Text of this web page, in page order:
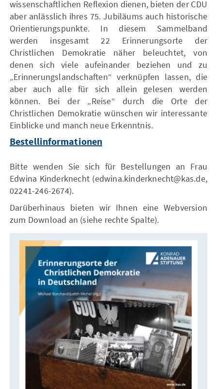
wissenschaftlichen Reflexion dienen, bieten der CDU
aber anlässlich ihres 75. Jubiläums auch historische
Orientierungspunkte. In diesem Sammelband
werden insgesamt 22 Erinnerungsorte der
Christlichen Demokratie näher beleuchtet, von
denen sich viele aufeinander beziehen und zu
„Erinnerungslandschaften“ verknüpfen lassen, die
aber auch alle für sich allein gelesen werden
können. Bei der „Reise“ durch die Orte der
Christlichen Demokratie wünschen wir interessante
Einblicke und manch neue Erkenntnis.
Bestellinformationen
Bitte wenden Sie sich für Bestellungen an Frau
Edwina Kinderknecht (edwina.kinderknecht@kas.de,
02241-246-2674).
Darüberhinaus bieten wir Ihnen eine Webversion
zum Download an (siehe rechte Spalte).